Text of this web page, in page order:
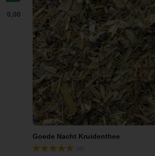
€ 0,00
Goede Nacht Kruidenthee